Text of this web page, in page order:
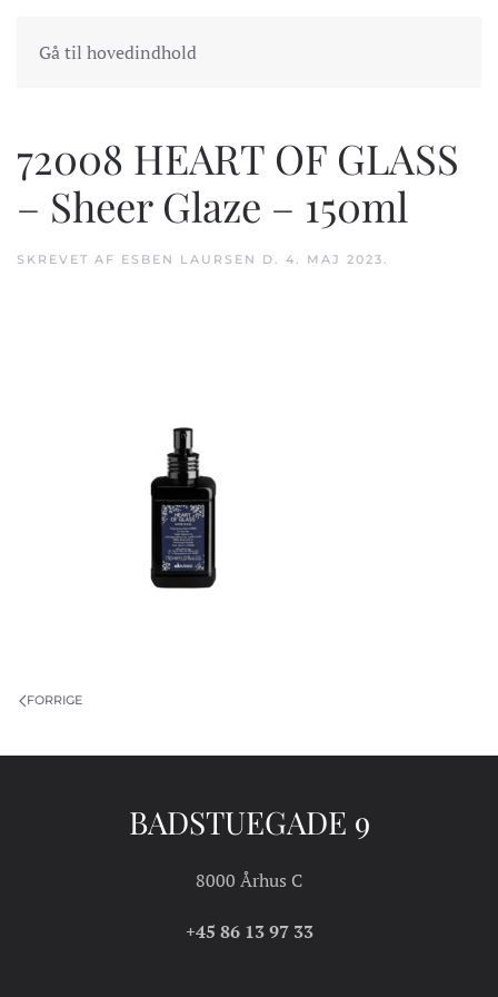
Gå til hovedindholdINDKØBSKURV
72008 HEART OF GLASS
– Sheer Glaze – 150ml
SKREVET AF ESBEN LAURSEN D. 4. MAJ 2023.
FORRIGE
BADSTUEGADE 9
8000 Århus C
+45 86 13 97 33